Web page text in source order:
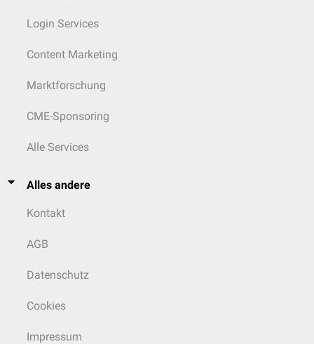
Login Services
Content Marketing
Marktforschung
CME-Sponsoring
Alle Services
Alles andere
Kontakt
AGB
Datenschutz
Cookies
Impressum